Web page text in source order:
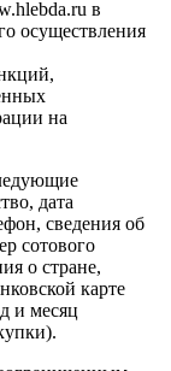
в
осуществления
на
дата
сведения об
сотового
о стране,
карте
и месяц